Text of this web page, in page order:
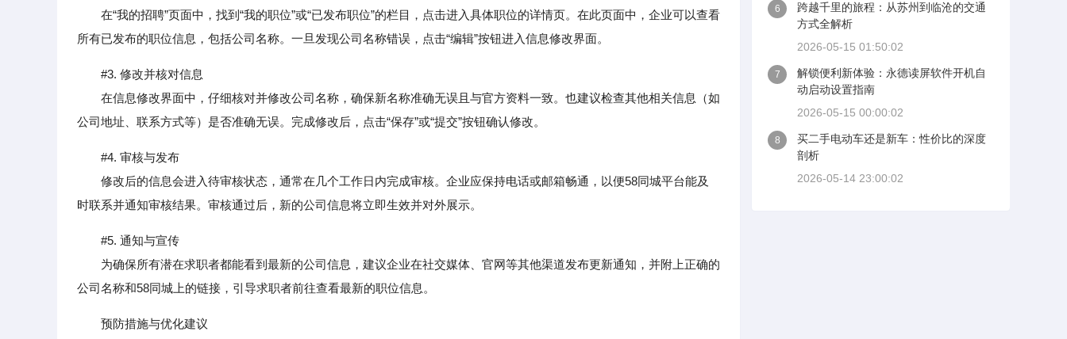
在“我的招聘”页面中，找到“我的职位”或“已发布职位”的栏目，点击进入具体职位的详情页。在此页面中，企业可以查看
所有已发布的职位信息，包括公司名称。一旦发现公司名称错误，点击“编辑”按钮进入信息修改界面。
#3. 修改并核对信息
在信息修改界面中，仔细核对并修改公司名称，确保新名称准确无误且与官方资料一致。也建议检查其他相关信息（如
公司地址、联系方式等）是否准确无误。完成修改后，点击“保存”或“提交”按钮确认修改。
#4. 审核与发布
修改后的信息会进入待审核状态，通常在几个工作日内完成审核。企业应保持电话或邮箱畅通，以便58同城平台能及
时联系并通知审核结果。审核通过后，新的公司信息将立即生效并对外展示。
#5. 通知与宣传
为确保所有潜在求职者都能看到最新的公司信息，建议企业在社交媒体、官网等其他渠道发布更新通知，并附上正确的
公司名称和58同城上的链接，引导求职者前往查看最新的职位信息。
预防措施与优化建议
6
跨越千里的旅程：从苏州到临沧的交通
方式全解析
2026-05-15 01:50:02
7
解锁便利新体验：永德读屏软件开机自
动启动设置指南
2026-05-15 00:00:02
8
买二手电动车还是新车：性价比的深度
剖析
2026-05-14 23:00:02